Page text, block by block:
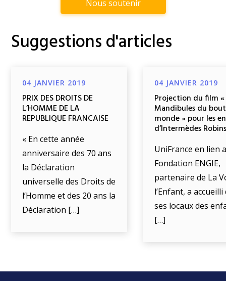
Nous soutenir
Suggestions d'articles
04 JANVIER 2019
PRIX DES DROITS DE
L’HOMME DE LA
REPUBLIQUE FRANCAISE
« En cette année
anniversaire des 70 ans
la Déclaration
universelle des Droits de
l’Homme et des 20 ans la
Déclaration […]
04 JANVIER 2019
Projection du film «
Mandibules du
monde » pour les
d’Intermèdes
UniFrance en lien
Fondation ENGIE,
partenaire de La
l’Enfant, a accueilli
ses locaux des
[…]